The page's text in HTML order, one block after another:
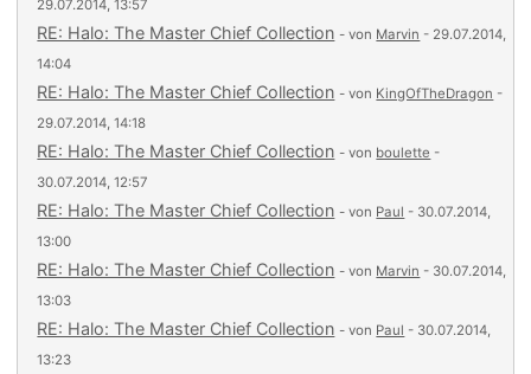
29.07.2014, 13:57
RE: Halo: The Master Chief Collection - von Marvin - 29.07.2014,
14:04
RE: Halo: The Master Chief Collection - von KingOfTheDragon -
29.07.2014, 14:18
RE: Halo: The Master Chief Collection - von boulette -
30.07.2014, 12:57
RE: Halo: The Master Chief Collection - von Paul - 30.07.2014,
13:00
RE: Halo: The Master Chief Collection - von Marvin - 30.07.2014,
13:03
RE: Halo: The Master Chief Collection - von Paul - 30.07.2014,
13:23